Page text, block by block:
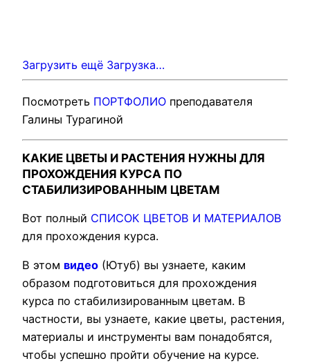
Загрузить ещё Загрузка…
Посмотреть ПОРТФОЛИО преподавателя
Галины Турагиной
КАКИЕ ЦВЕТЫ И РАСТЕНИЯ НУЖНЫ ДЛЯ
ПРОХОЖДЕНИЯ КУРСА ПО
СТАБИЛИЗИРОВАННЫМ ЦВЕТАМ
Вот полный СПИСОК ЦВЕТОВ И МАТЕРИАЛОВ
для прохождения курса.
В этом видео (Ютуб) вы узнаете, каким
образом подготовиться для прохождения
курса по стабилизированным цветам. В
частности, вы узнаете, какие цветы, растения,
материалы и инструменты вам понадобятся,
чтобы успешно пройти обучение на курсе.